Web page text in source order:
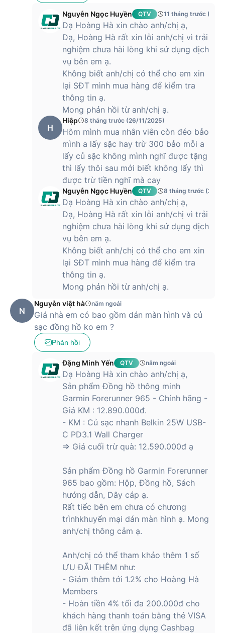
Nguyễn Ngọc Huyền QTV 11 tháng trước (04/
Dạ Hoàng Hà xin chào anh/chị ạ,
Dạ, Hoàng Hà rất xin lỗi anh/chị vì trải
nghiệm chưa hài lòng khi sử dụng dịch
vụ bên em ạ.
Không biết anh/chị có thể cho em xin
lại SĐT mình mua hàng để kiểm tra
thông tin ạ.
Mong phản hồi từ anh/chị ạ.
H
Hiệp 8 tháng trước (26/11/2025)
Hôm mình mua nhân viên còn đéo bảo
mình a lấy sặc hay trừ 300 bảo mỗi a
lấy củ sặc không mình nghĩ được tặng
thì lấy thôi sau mới biết không lấy thì
được trừ tiền nghĩ mà cay
Nguyễn Ngọc Huyền QTV 8 tháng trước (27/
Dạ Hoàng Hà xin chào anh/chị ạ,
Dạ, Hoàng Hà rất xin lỗi anh/chị vì trải
nghiệm chưa hài lòng khi sử dụng dịch
vụ bên em ạ.
Không biết anh/chị có thể cho em xin
lại SĐT mình mua hàng để kiểm tra
thông tin ạ.
Mong phản hồi từ anh/chị ạ.
N
Nguyễn việt hà năm ngoái
Giá nhà em có bao gồm dán màn hình và củ
sạc đồng hồ ko em ?
Phản hồi
Đặng Minh Yến QTV năm ngoái
Dạ Hoàng Hà xin chào anh/chị ạ,
Sản phẩm Đồng hồ thông minh
Garmin Forerunner 965 - Chính hãng -
Giá KM : 12.890.000đ.
- KM : Củ sạc nhanh Belkin 25W USB-
C PD3.1 Wall Charger
=> Giá cuối trừ quà: 12.590.000đ ạ
Sản phẩm Đồng hồ Garmin Forerunner
965 bao gồm: Hộp, Đồng hồ, Sách
hướng dẫn, Dây cáp ạ.
Rất tiếc bên em chưa có chương
trìnhkhuyển mại dán màn hình ạ. Mong
anh/chị thông cảm ạ.
Anh/chị có thể tham khảo thêm 1 số
ƯU ĐÃI THÊM như:
- Giảm thêm tới 1.2% cho Hoàng Hà
Members
- Hoàn tiền 4% tối đa 200.000đ cho
khách hàng thanh toán bằng thẻ VISA
đã liên kết trên ứng dụng Cashbag